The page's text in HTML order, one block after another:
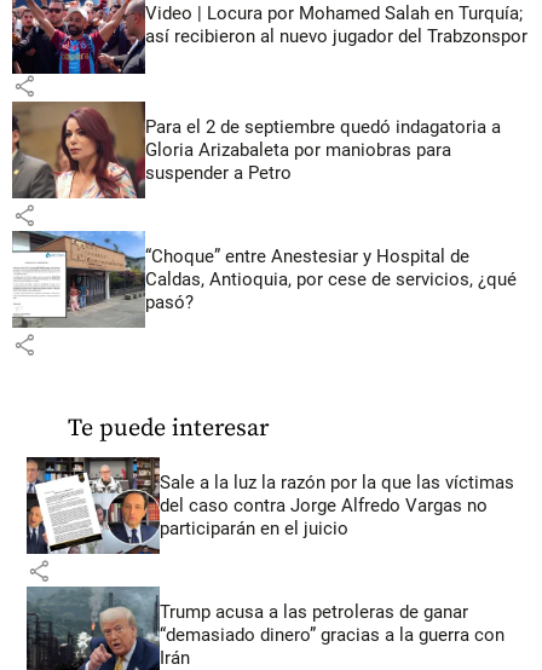
Video | Locura por Mohamed Salah en Turquía;
así recibieron al nuevo jugador del Trabzonspor
share
Para el 2 de septiembre quedó indagatoria a
Gloria Arizabaleta por maniobras para
suspender a Petro
share
“Choque” entre Anestesiar y Hospital de
Caldas, Antioquia, por cese de servicios, ¿qué
pasó?
share
Te puede interesar
Sale a la luz la razón por la que las víctimas
del caso contra Jorge Alfredo Vargas no
participarán en el juicio
share
Trump acusa a las petroleras de ganar
“demasiado dinero” gracias a la guerra con
Irán